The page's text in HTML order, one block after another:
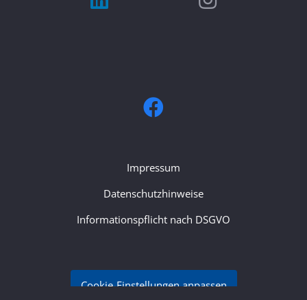
Impressum
Datenschutzhinweise
Informationspflicht nach DSGVO
Cookie-Einstellungen anpassen